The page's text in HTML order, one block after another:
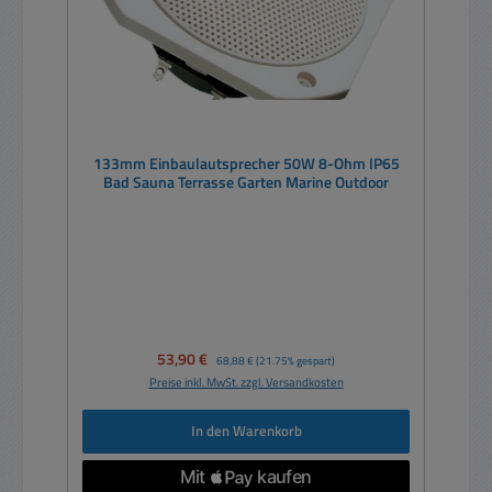
133mm Einbaulautsprecher 50W 8-Ohm IP65
Bad Sauna Terrasse Garten Marine Outdoor
Verkaufspreis:
53,90 € Regulärer Preis:
68,88 € (21.75% gespart)
Preise inkl. MwSt. zzgl. Versandkosten
In den Warenkorb